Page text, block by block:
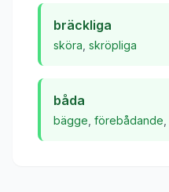
bräckliga
sköra skröpliga
båda
bägge förebådande